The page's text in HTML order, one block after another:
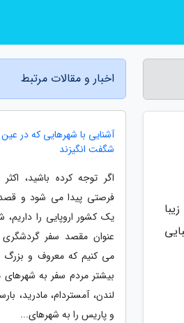
اخبار و مقالات مرتبط
آشنایی با شهرهایی که در
شگفت انگیزند
اگر توجه کرده باشید،
فرصتی پیدا می شود و
یک کشور اروپایی را داریم،
عنوان مقصد سفر
می کنیم که معروف و بزرگ
بیشتر مردم سفر به
لندن، آمستردام، مادرید،
و پاریس را به شهرهای...